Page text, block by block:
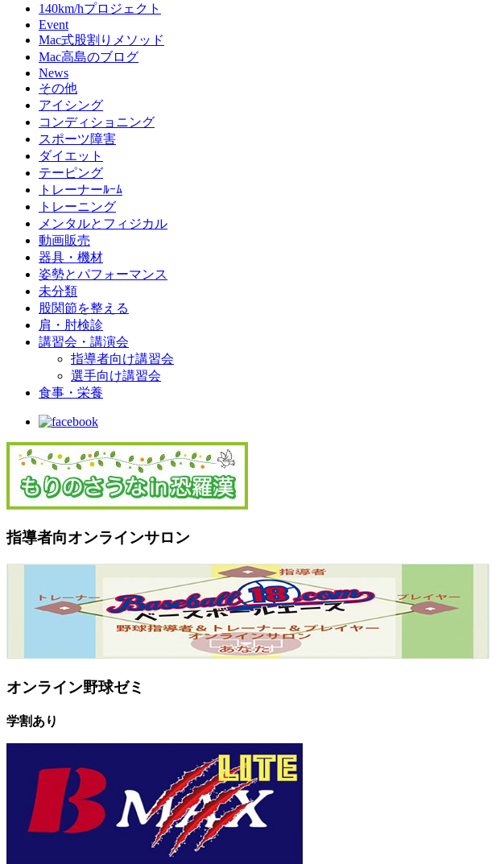
140km/hプロジェクト
Event
Mac式股割りメソッド
Mac高島のブログ
News
その他
アイシング
コンディショニング
スポーツ障害
ダイエット
テーピング
トレーナーﾙｰﾑ
トレーニング
メンタルとフィジカル
動画販売
器具・機材
姿勢とパフォーマンス
未分類
股関節を整える
肩・肘検診
講習会・講演会
指導者向け講習会
選手向け講習会
食事・栄養
指導者向オンラインサロン
オンライン野球ゼミ
学割あり